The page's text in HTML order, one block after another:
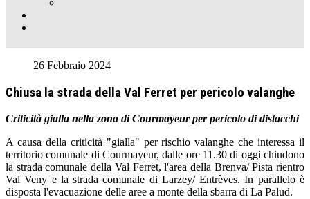
26 Febbraio 2024
Chiusa la strada della Val Ferret per pericolo valanghe
Criticità gialla nella zona di Courmayeur per pericolo di distacchi
A causa della criticità "gialla" per rischio valanghe che interessa il
territorio comunale di Courmayeur, dalle ore 11.30 di oggi chiudono
la strada comunale della Val Ferret, l'area della Brenva/ Pista rientro
Val Veny e la strada comunale di Larzey/ Entrèves. In parallelo è
disposta l'evacuazione delle aree a monte della sbarra di La Palud.